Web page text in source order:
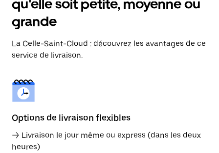
qu'elle soit petite, moyenne ou
grande
La Celle-Saint-Cloud : découvrez les avantages de ce
service de livraison.
Options de livraison flexibles
→ Livraison le jour même ou express (dans les deux
heures)